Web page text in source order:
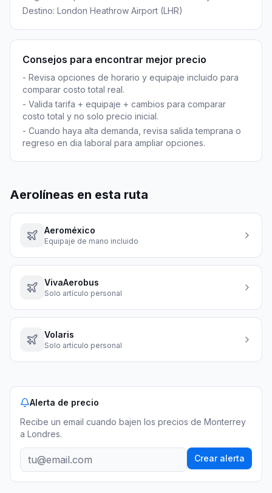
Destino: London Heathrow Airport (LHR)
Consejos para encontrar mejor precio
- Revisa opciones de horario y equipaje incluido para
comparar costo total real.
- Valida tarifa + equipaje + cambios para comparar
costo total y no solo precio inicial.
- Cuando haya alta demanda, revisa salida temprana o
regreso en dia laboral para ampliar opciones.
Aerolíneas en esta ruta
Aeroméxico
Equipaje de mano incluido
VivaAerobus
Solo artículo personal
Volaris
Solo artículo personal
Alerta de precio
Recibe un email cuando bajen los precios de Monterrey
a Londres.
Crear alerta